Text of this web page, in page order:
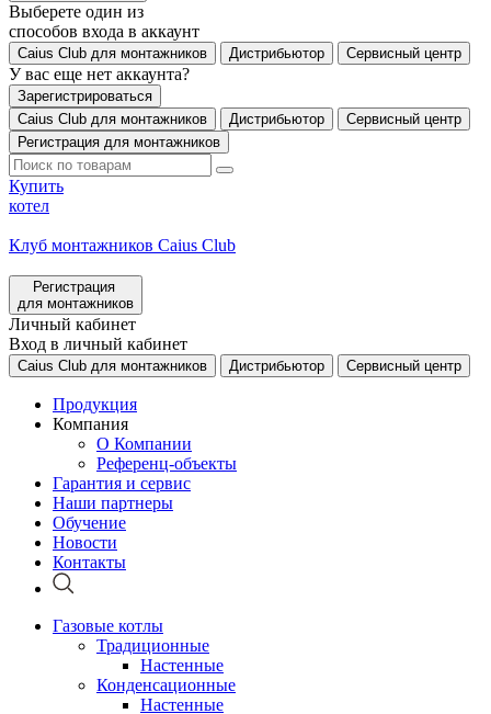
Выберете один из
способов входа в аккаунт
Caius Club для монтажников Дистрибьютор Сервисный центр
У вас еще нет аккаунта?
Зарегистрироваться
Caius Club для монтажников
Дистрибьютор
Сервисный центр
Регистрация для монтажников
Купить
котел
Клуб монтажников Caius Club
Регистрация
для монтажников
Личный кабинет
Вход в личный кабинет
Caius Club для монтажников Дистрибьютор Сервисный центр
Продукция
Компания
О Компании
Референц-объекты
Гарантия и сервис
Наши партнеры
Обучение
Новости
Контакты
Газовые котлы
Традиционные
Настенные
Конденсационные
Настенные